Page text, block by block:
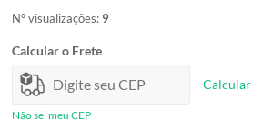
Nº visualizações: 9
Calcular o Frete
Calcular
Não sei meu CEP